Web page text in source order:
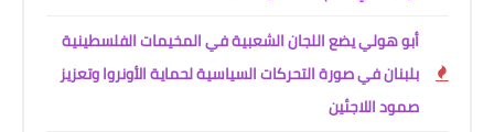
أبو هولي يضع اللجان الشعبية في المخيمات الفلسطينية
بلبنان في صورة التحركات السياسية لحماية الأونروا وتعزيز
صمود اللاجئين